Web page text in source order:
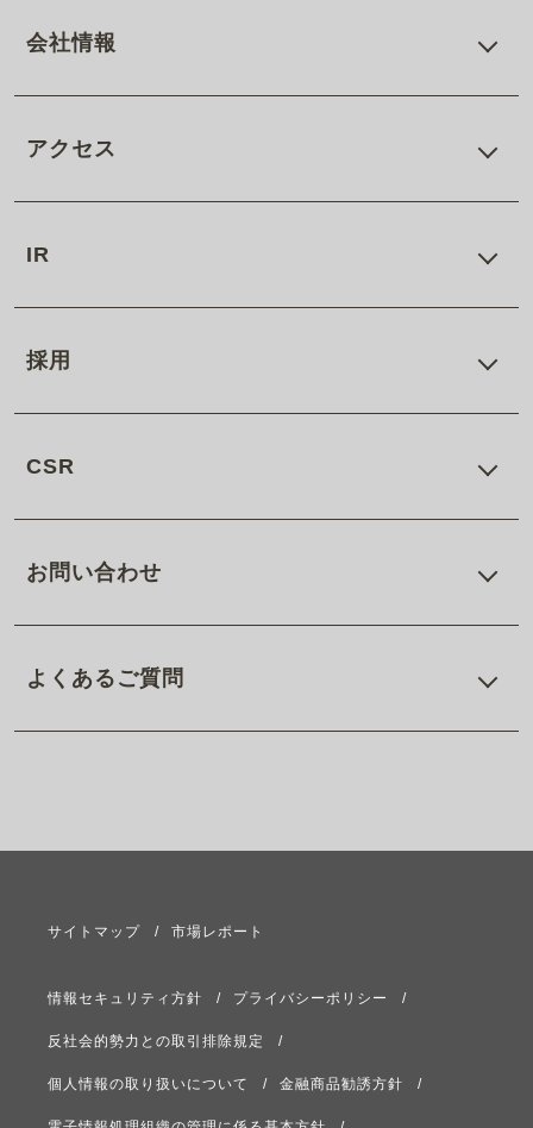
会社情報
アクセス
IR
採用
CSR
お問い合わせ
よくあるご質問
サイトマップ 市場レポート
情報セキュリティ方針 プライバシーポリシー
反社会的勢力との取引排除規定
個人情報の取り扱いについて 金融商品勧誘方針